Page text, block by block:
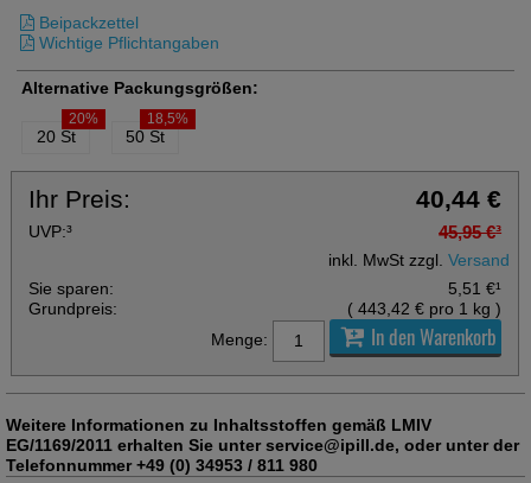
Beipackzettel
Wichtige Pflichtangaben
Alternative Packungsgrößen:
20 St
20%
50 St
18,5%
Ihr Preis: 40,44 €
UVP:³ 45,95 €³
inkl. MwSt zzgl.Versand
Sie sparen:
5,51 €¹
Grundpreis:
( 443,42 € pro 1 kg)
Menge:
In den Warenkorb
Weitere Informationen zu Inhaltsstoffen gemäß LMIV
EG/1169/2011 erhalten Sie unter service@ipill.de, oder unter der
Telefonnummer +49 (0) 34953 / 811 980